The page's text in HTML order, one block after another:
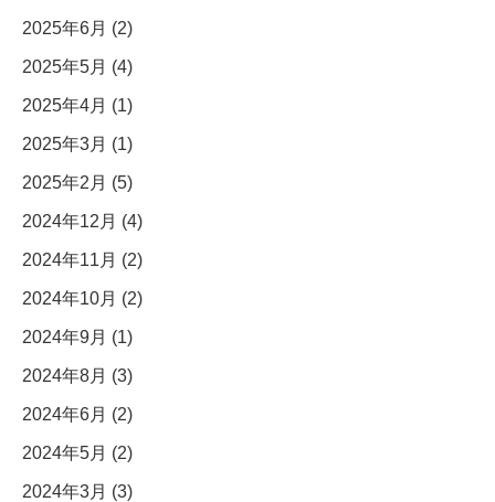
2025年6月 (2)
2025年5月 (4)
2025年4月 (1)
2025年3月 (1)
2025年2月 (5)
2024年12月 (4)
2024年11月 (2)
2024年10月 (2)
2024年9月 (1)
2024年8月 (3)
2024年6月 (2)
2024年5月 (2)
2024年3月 (3)